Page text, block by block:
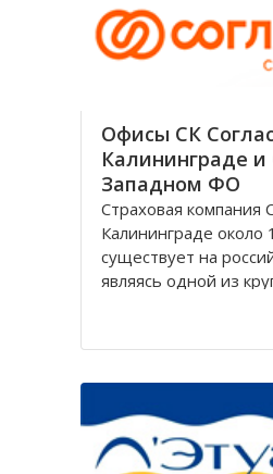
страховую группу
Офисы СК
Калининграде и
Западном ФО
Страховая компания
Калининграде около
существует на
являясь одной из
только с лучшей
широко
филиалов, которая